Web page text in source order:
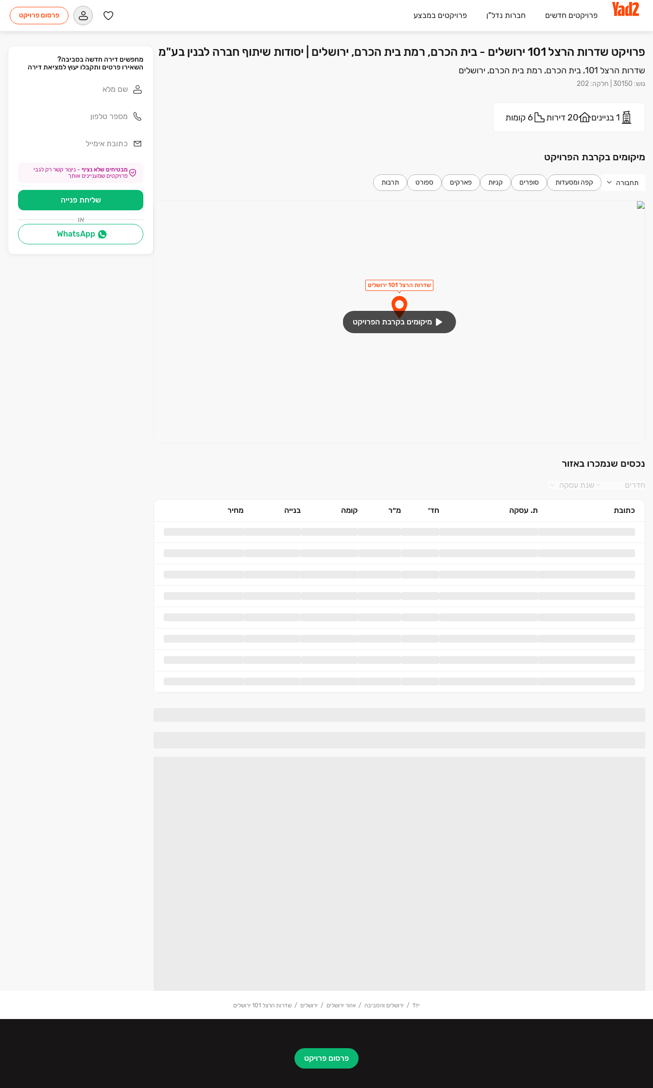
פרויקטים חדשים חברות נדל"ן פרויקטים במבצע פרסום פרויקט
פרויקט שדרות הרצל 101 ירושלים - בית הכרם, רמת בית הכרם, ירושלים | יסודות שיתוף חברה לבנין בע"מ
שדרות הרצל 101, בית הכרם, רמת בית הכרם, ירושלים
גוש:
30150 חלקה:
202
1 בניינים 20 דירות 6 קומות
מיקומים בקרבת הפרויקט
תחבורה קפה ומסעדות סופרים קניות פארקים ספורט תרבות
שדרות הרצל 101 ירושלים
מיקומים בקרבת הפרויקט
נכסים שנמכרו באזור
חדרים שנת עסקה
כתובת ת. עסקה חד׳ מ״ר קומה בנייה מחיר
השאירו פרטים ותקבלו יעוץ למציאת דירה
מבטיחים שלא נציף - ניצור קשר רק לגבי
פרויקטים שמעניינים אותך
שליחת פנייה
או
WhatsApp
יד1 ירושלים והסביבה אזור ירושלים ירושלים שדרות הרצל 101 ירושלים
פרסום פרויקט